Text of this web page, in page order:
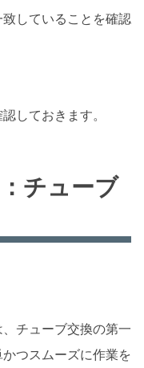
していることを確認
しておきます。
チューブ
チューブ交換の第一
つスムーズに作業を